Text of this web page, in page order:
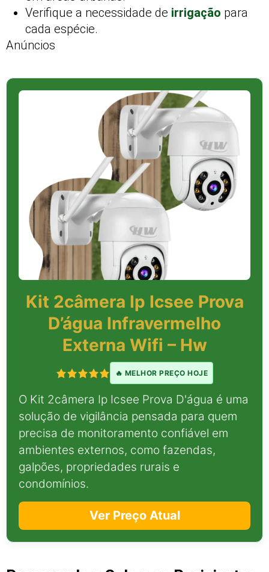
Verifique a necessidade de irrigação para
cada espécie.
Anúncios
Kit 2câmera Ip Icsee Prova
D’água Infravermelho
Externa Wifi – Hw
🔥 MELHOR PREÇO HOJE
O Kit 2câmera Ip Icsee Prova D'água é uma
solução de vigilância pensada para quem
precisa de monitoramento confiável em
ambientes externos, como fazendas,
galpões, propriedades rurais e
condomínios.
Ver Preço Atual